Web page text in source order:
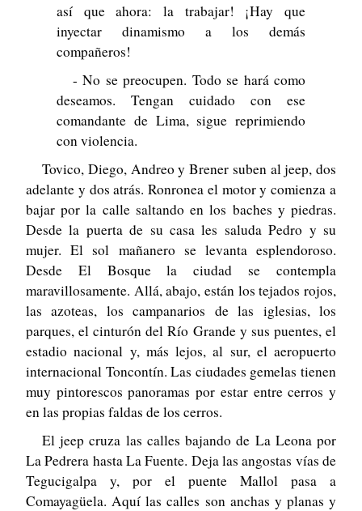
así que ahora: la trabajar! ¡Hay que
inyectar dinamismo a los demás
compañeros!
- No se preocupen. Todo se hará como
deseamos. Tengan cuidado con ese
comandante de Lima, sigue reprimiendo
con violencia.
Tovico, Diego, Andreo y Brener suben al jeep, dos
adelante y dos atrás. Ronronea el motor y comienza a
bajar por la calle saltando en los baches y piedras.
Desde la puerta de su casa les saluda Pedro y su
mujer. El sol mañanero se levanta esplendoroso.
Desde El Bosque la ciudad se contempla
maravillosamente. Allá, abajo, están los tejados rojos,
las azoteas, los campanarios de las iglesias, los
parques, el cinturón del Río Grande y sus puentes, el
estadio nacional y, más lejos, al sur, el aeropuerto
internacional Toncontín. Las ciudades gemelas tienen
muy pintorescos panoramas por estar entre cerros y
en las propias faldas de los cerros.
El jeep cruza las calles bajando de La Leona por
La Pedrera hasta La Fuente. Deja las angostas vías de
Tegucigalpa y, por el puente Mallol pasa a
Comayagüela. Aquí las calles son anchas y planas y